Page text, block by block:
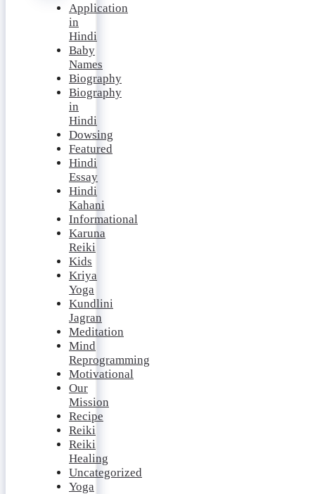
Application
in
Hindi
Baby
Names
Biography
Biography
in
Hindi
Dowsing
Featured
Hindi
Essay
Hindi
Kahani
Informational
Karuna
Reiki
Kids
Kriya
Yoga
Kundlini
Jagran
Meditation
Mind
Reprogramming
Motivational
Our
Mission
Recipe
Reiki
Reiki
Healing
Uncategorized
Yoga